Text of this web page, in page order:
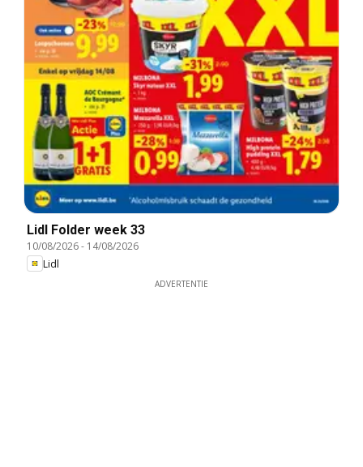
Lidl Folder week 33
10/08/2026- 14/08/2026
Lidl
ADVERTENTIE